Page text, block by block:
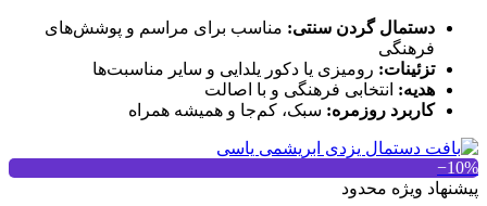
دستمال گردن سنتی: مناسب برای مراسم و پوشش‌های
فرهنگی
تزئینات: رومیزی یا دکور یلدایی و سایر مناسبت‌ها
هدیه: انتخابی فرهنگی و با اصالت
کاربرد روزمره: سبک، کم‌جا و همیشه همراه
‎−10%
پیشنهاد ویژه محدود